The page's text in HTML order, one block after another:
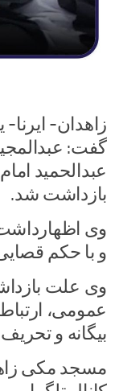
زاهدان- ایرنا-
گفت:
عبدالحمید
بازداشت شد.
وی
و با حکم
وی علت
عمومی،
بیگانه و
مسجد مکی